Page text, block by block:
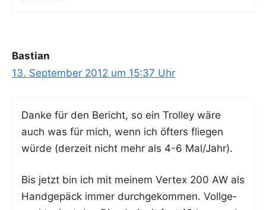
Bastian
13. September 2012 um 15:37 Uhr
Dan­ke für den Bericht, so ein Trol­ley wäre
auch was für mich, wenn ich öfters flie­gen
wür­de (der­zeit nicht mehr als 4-6 Mal/Jahr).
Bis jetzt bin ich mit mei­nem Ver­tex 200 AW als
Hand­ge­päck immer durch­ge­kom­men. Voll­ge­